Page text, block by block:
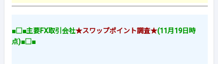
■□■主要FX取引会社★スワップポイント調査★(11月19日時
点)■□■